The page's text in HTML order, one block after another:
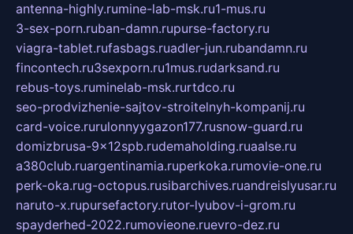
antenna-highly.rumine-lab-msk.ru1-mus.ru
3-sex-porn.ruban-damn.rupurse-factory.ru
viagra-tablet.rufasbags.ruadler-jun.rubandamn.ru
fincontech.ru3sexporn.ru1mus.rudarksand.ru
rebus-toys.ruminelab-msk.rurtdco.ru
seo-prodvizhenie-sajtov-stroitelnyh-kompanij.ru
card-voice.rurulonnyygazon177.rusnow-guard.ru
domizbrusa-9x12spb.rudemaholding.ruaalse.ru
a380club.ruargentinamia.ruperkoka.rumovie-one.ru
perk-oka.rug-octopus.rusibarchives.ruandreislyusar.ru
naruto-x.rupursefactory.rutor-lyubov-i-grom.ru
spayderhed-2022.rumovieone.ruevro-dez.ru